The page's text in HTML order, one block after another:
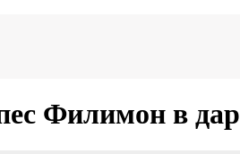
Филимон в дар